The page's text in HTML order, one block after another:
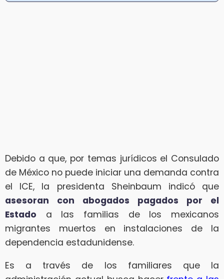
Debido a que, por temas jurídicos el Consulado
de México no puede iniciar una demanda contra
el ICE, la presidenta Sheinbaum indicó que
asesoran con abogados pagados por el
Estado a las familias de los mexicanos
migrantes muertos en instalaciones de la
dependencia estadunidense.
Es a través de los familiares que la